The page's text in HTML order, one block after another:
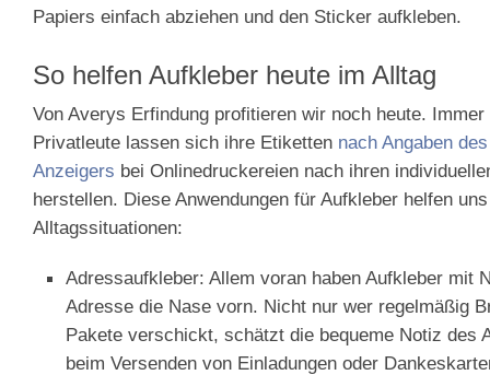
Papiers einfach abziehen und den Sticker aufkleben.
So helfen Aufkleber heute im Alltag
Von Averys Erfindung profitieren wir noch heute. Immer
Privatleute lassen sich ihre Etiketten nach Angaben
Anzeigers bei Onlinedruckereien nach ihren
herstellen. Diese Anwendungen für Aufkleber helfen
Alltagssituationen:
Adressaufkleber: Allem voran haben Aufkleber mit
Adresse die Nase vorn. Nicht nur wer regelmäßig
Pakete verschickt, schätzt die bequeme Notiz des
beim Versenden von Einladungen oder